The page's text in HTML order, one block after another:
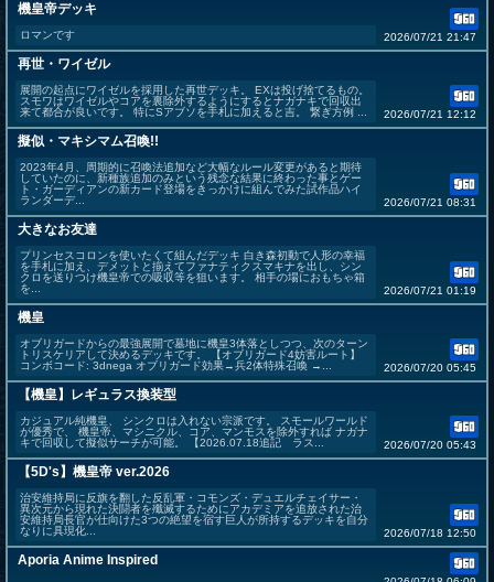
機皇帝デッキ
ロマンです 2026/07/21 21:47
再世・ワイゼル
展開の起点にワイゼルを採用した再世デッキ。 EXは投げ捨てるもの。
スモワはワイゼルやコアを裏除外するようにするとナガナキで回収出
来て都合が良いです。 特にSアブソを手札に加えると吉。 繋ぎ方例 ...
2026/07/21 12:12
擬似・マキシマム召喚!!
2023年4月、周期的に召喚法追加など大幅なルール変更があると期待
していたのに、新種族追加のみという残念な結果に終わった事とゲー
ト・ガーディアンの新カード登場をきっかけに組んでみた試作品ハイ
ランダーデ...
2026/07/21 08:31
大きなお友達
プリンセスコロンを使いたくて組んだデッキ 白き森初動で人形の幸福
を手札に加え、デメットと揃えてファナティクスマキナを出し、シン
クロを送りつけ機皇帝での吸収等を狙います。 相手の場におもちゃ箱
を...
2026/07/21 01:19
機皇
オブリガードからの最強展開で墓地に機皇3体落としつつ、次のターン
トリスケリアして決めるデッキです。 【オブリガード4妨害ルート】
コンボコード: 3dnega オブリガード効果→兵2体特殊召喚 →...
2026/07/20 05:45
【機皇】レギュラス換装型
カジュアル純機皇、 シンクロは入れない宗派です。 スモールワールド
が優秀で、 機皇帝、マシニクル、コア、マンモスを除外すれば ナガナ
キで回収して擬似サーチが可能。 【2026.07.18追記 ラス...
2026/07/20 05:43
【5D's】機皇帝 ver.2026
治安維持局に反旗を翻した反乱軍・コモンズ・デュエルチェイサー・
異次元から現れた決闘者を殲滅するためにアカデミアを追放された治
安維持局長官が仕向けた3つの絶望を宿す巨人が所持するデッキを自分
なりに具現化...
2026/07/18 12:50
Aporia Anime Inspired